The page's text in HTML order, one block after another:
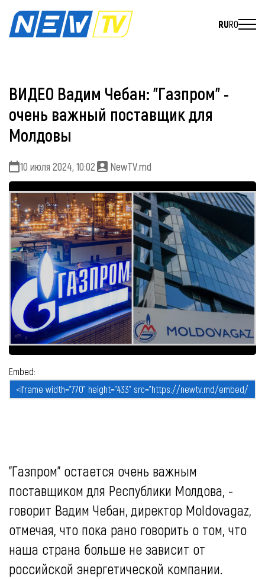
RURO
ВИДЕО Вадим Чебан: "Газпром" -
очень важный поставщик для
Молдовы
10 июля 2024, 10:02 NewTV.md
Embed:
"Газпром" остается очень важным
поставщиком для Республики Молдова, -
говорит Вадим Чебан, директор Moldovagaz,
отмечая, что пока рано говорить о том, что
наша страна больше не зависит от
российской энергетической компании.